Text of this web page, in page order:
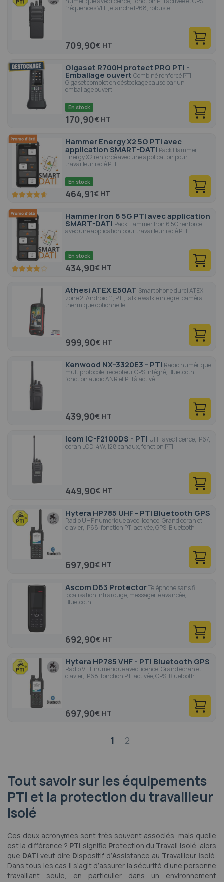
fréquences VHF, étanche IP68, robuste.
709,90€
Gigaset R700H protect PRO PTI -
Emballage ouvert Combiné renforcé PTI
Gigaset complet en déstockage causé par un
emballage ouvert
En stock
170,90€
Hammer Energy X2 5G PTI avec
application SMART-DATI Pack Hammer
Energy X2 renforcé avec une application pour
travailleur isolé PTI
93.4100
En stock
464,91€
Hammer Iron 6 5G PTI avec application
SMART-DATI Pack Hammer Iron 6 5G renforcé
avec une application pour travailleur isolé PTI
80 100
En stock
434,90€
Athesi ATEX E50AT Smartphone durci ATEX
zone 2, Android 11, PTI, talkie walkie intégré, caméra
thermique optionnelle
999,90€
Kenwood NX-3320E3 - PTI Radio numérique
multiprotocole, récepteur GPS intégré, Bluetooth,
fonction audio ANR et PTI à activé
439,90€
Icom IC-F2100DS - PTI UHF avec licence, IP67,
écran LCD, 4W, 128 canaux, fonction PTI
449,90€
Hytera HP785 UHF - PTI Bluetooth GPS
Radio UHF numérique avec licence, Grand écran et
clavier, IP68, fonction PTI activée, GPS, Bluetooth
697,90€
Ascom D63 ProtectorTéléphone sans fil
localisation infrarouge, messagerie avancée,
Bluetooth
692,90€
Hytera HP785 VHF - PTI Bluetooth GPS
Radio VHF numérique avec licence, Grand écran et
clavier, IP68, fonction PTI activée, GPS, Bluetooth
697,90€
1 2
Tout savoir sur les équipements
PTI et la protection du travailleur
isolé
Ces deux acronymes sont très souvent associés, mais quelle
est la différence ? PTI signifie Protection du Travail Isolé, alors
que DATI veut dire Dispositif d’Assistance au Travailleur Isolé.
Dans tous les cas il s’agit d’assurer la sécurité d’une personne
travaillant seule, en particulier dans un environnement